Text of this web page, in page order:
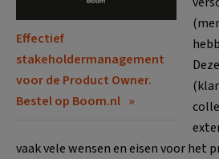
Effectief
stakeholdermanagement
voor de Product Owner.
Bestel op Boom.nl
vaak vele wensen en eisen voor het